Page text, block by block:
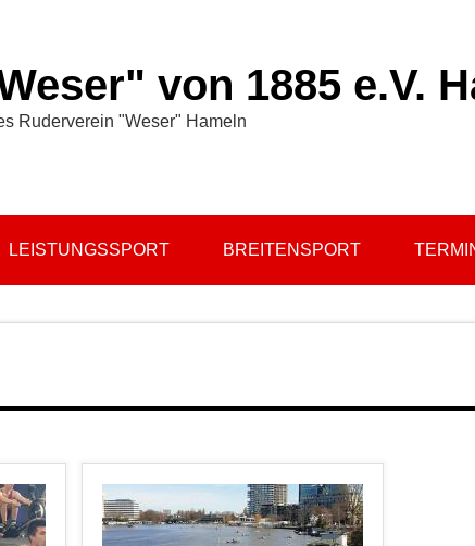
von 1885 e.V.
Ruderverein "Weser" Hameln
LEISTUNGSSPORT BREITENSPORT